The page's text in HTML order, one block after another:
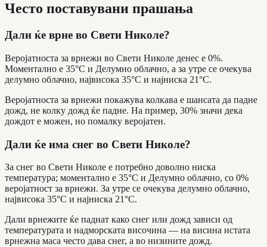
Често поставувани прашања
Дали ќе врне во Свети Николе?
Веројатноста за врнежи во Свети Николе денес е 0%.
Моментално е 35°C и Делумно облачно, а за утре се очекува
делумно облачно, највисока 35°C и најниска 21°C.
Веројатноста за врнежи покажува колкава е шансата да падне
дожд, не колку дожд ќе падне. На пример, 30% значи дека
дождот е можен, но помалку веројатен.
Дали ќе има снег во Свети Николе?
За снег во Свети Николе е потребно доволно ниска
температура; моментално е 35°C и Делумно облачно, со 0%
веројатност за врнежи. За утре се очекува делумно облачно,
највисока 35°C и најниска 21°C.
Дали врнежите ќе паднат како снег или дожд зависи од
температурата и надморската височина — на висина истата
врнежна маса често дава снег, а во низините дожд.